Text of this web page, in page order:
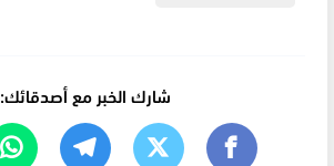
شارك الخبر مع أصدقائك: